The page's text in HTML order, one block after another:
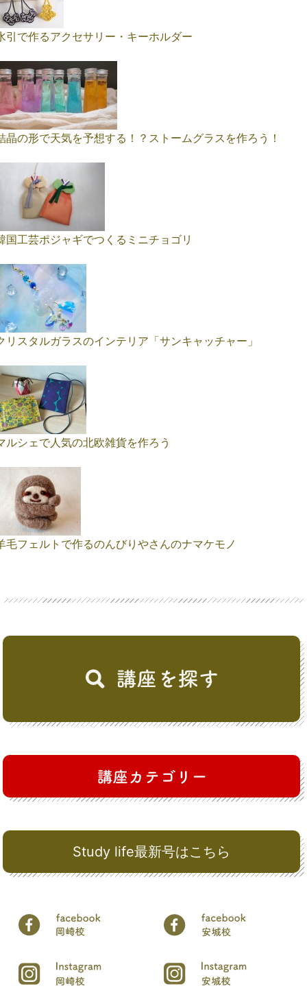
Study life最新号はこちら
引で作るアクセサリー・キーホルダー
晶の形で天気を予想する！？ストームグラスを作ろう！
国工芸ポジャギでつくるミニチョゴリ
リスタルガラスのインテリア「サンキャッチャー」
ルシェで人気の北欧雑貨を作ろう
毛フェルトで作るのんびりやさんのナマケモノ